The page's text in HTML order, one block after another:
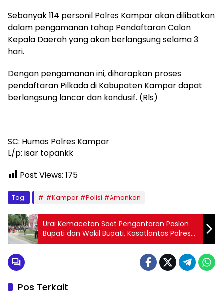
Sebanyak 114 personil Polres Kampar akan dilibatkan
dalam pengamanan tahap Pendaftaran Calon
Kepala Daerah yang akan berlangsung selama 3
hari.
Dengan pengamanan ini, diharapkan proses
pendaftaran Pilkada di Kabupaten Kampar dapat
berlangsung lancar dan kondusif. (Rls)
SC: Humas Polres Kampar
L/p: isar topankk
Post Views: 175
Tag: #Kampar #Polisi #Amankan
Urai Kemacetan Saat Pengantaran Paslon
Bupati dan Wakil Bupati, Kasatlantas Polres
Kampar Turun Tangan
Pos Terkait